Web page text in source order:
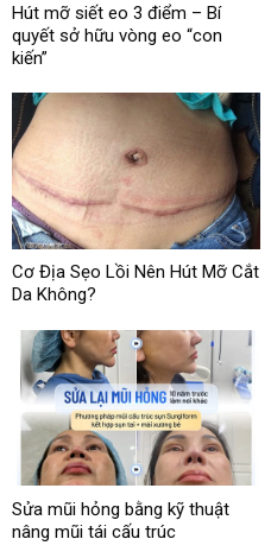
Hút mỡ siết eo 3 điểm – Bí
quyết sở hữu vòng eo “con
kiến”
Cơ Địa Sẹo Lồi Nên Hút Mỡ Cắt
Da Không?
Sửa mũi hỏng bằng kỹ thuật
nâng mũi tái cấu trúc